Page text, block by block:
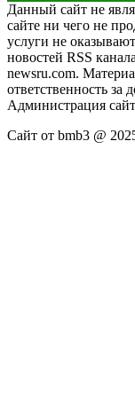
Данный сайт не
сайте ни чего не
услуги не
новостей RSS
newsru.com.
ответственность за
Администрация
Сайт от bmb3 @